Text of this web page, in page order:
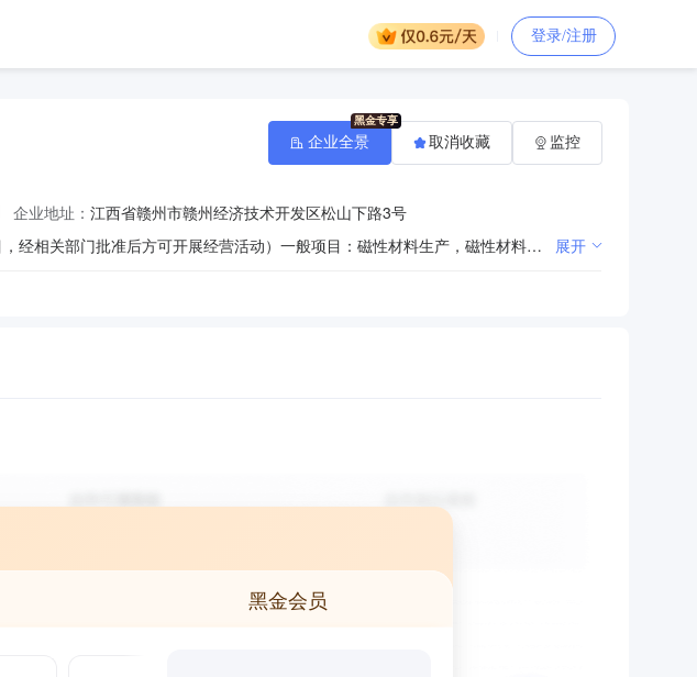
登录/注册
企业地址： 江西省赣州市赣州经济技术开发区松山下路3号
许可项目：检验检测服务，技术进出口，货物进出口（依法须经批准的项目，经相关部门批准后方可开展经营活动）一般项目：磁性材料生产，磁性材料销售，新材料技术研发，稀土功能材料销售，有色金属压延加工，有色金属合金销售，电子专用材料制造，电子专用材料销售，电子专用材料研发，合成材料制造（不含危险化学品），合成材料销售，电子元器件与机电组件设备制造，电子元器件与机电组件设备销售，电机制造，技术服务、技术开发、技术咨询、技术交流、技术转让、技术推广,工程技术服务（规划管理、勘察、设计、监理除外）。（除许可业务外，可自主依法经营法律法规非禁止或限制的项目） 展开
企业全景 取消收藏 监控
黑金会员